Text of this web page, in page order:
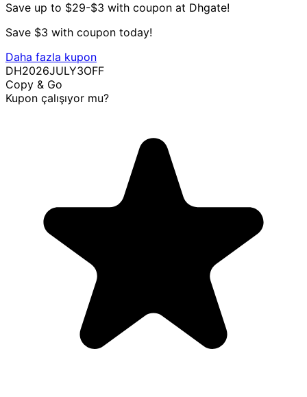
Save up to $29-$3 with coupon at Dhgate!
Save $3 with coupon today!
Daha fazla kupon
DH2026JULY3OFF
Copy & Go
Kupon çalışıyor mu?